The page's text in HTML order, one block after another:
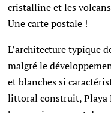
cristalline et les
Une carte postale !
L’architecture typique
malgré le
et blanches si
littoral construit, Playa